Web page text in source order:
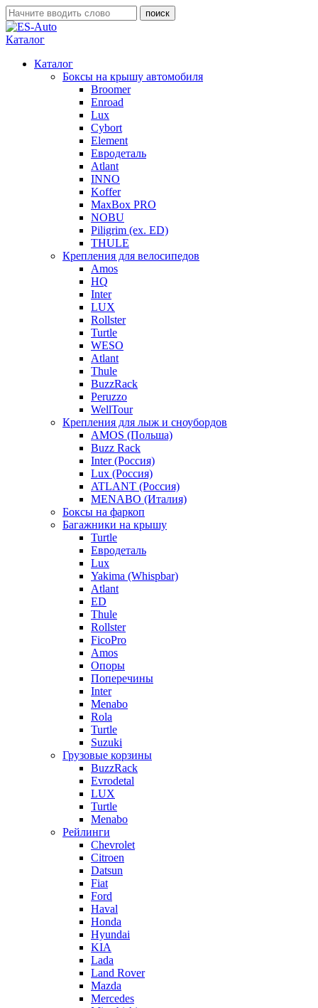
Каталог
Каталог
Боксы на крышу автомобиля
Broomer
Enroad
Lux
Cybort
Element
Евродеталь
Atlant
INNO
Koffer
MaxBox PRO
NOBU
Piligrim (ex. ED)
THULE
Крепления для велосипедов
Amos
HQ
Inter
LUX
Rollster
Turtle
WESO
Atlant
Thule
BuzzRack
Peruzzo
WellTour
Крепления для лыж и сноубордов
AMOS (Польша)
Buzz Rack
Inter (Россия)
Lux (Россия)
ATLANT (Россия)
MENABO (Италия)
Боксы на фаркоп
Багажники на крышу
Turtle
Евродеталь
Lux
Yakima (Whispbar)
Atlant
ED
Thule
Rollster
FicoPro
Amos
Опоры
Поперечины
Inter
Menabo
Rola
Turtle
Suzuki
Грузовые корзины
BuzzRack
Evrodetal
LUX
Turtle
Menabo
Рейлинги
Chevrolet
Citroen
Datsun
Fiat
Ford
Haval
Honda
Hyundai
KIA
Lada
Land Rover
Mazda
Mercedes